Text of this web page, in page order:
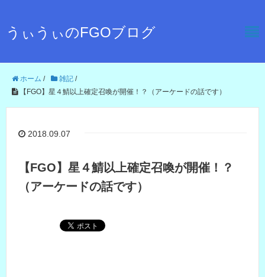
うぃうぃのFGOブログ
ホーム / 雑記 /
【FGO】星４鯖以上確定召喚が開催！？（アーケードの話です）
2018.09.07
【FGO】星４鯖以上確定召喚が開催！？
（アーケードの話です）